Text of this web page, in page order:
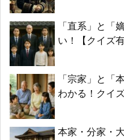
「直系」と「
い！【クイズ有
「宗家」と「
わかる！クイ
本家・分家・